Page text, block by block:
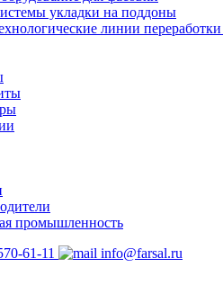
укладки на поддоны
линии
промышленность
61-11
info@farsal.ru